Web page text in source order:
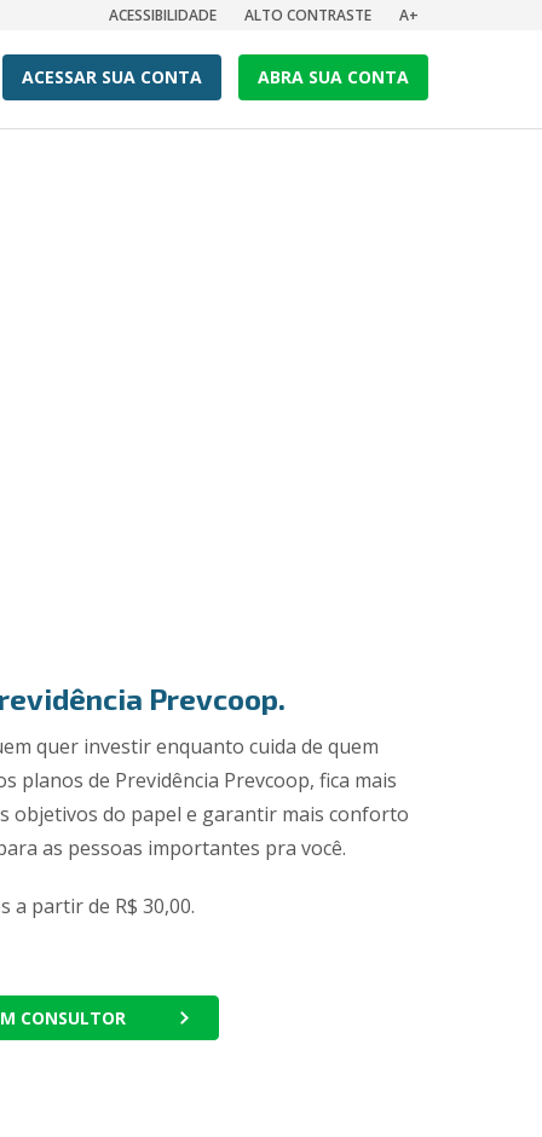
ACESSIBILIDADE ALTO CONTRASTE A+
ACESSAR SUA CONTA ABRA SUA CONTA
Prevcoop.
quer investir enquanto cuida de quem
planos de Previdência Prevcoop, fica mais
objetivos do papel e garantir mais conforto
as pessoas importantes pra você.
a partir de R$ 30,00.
CONSULTOR